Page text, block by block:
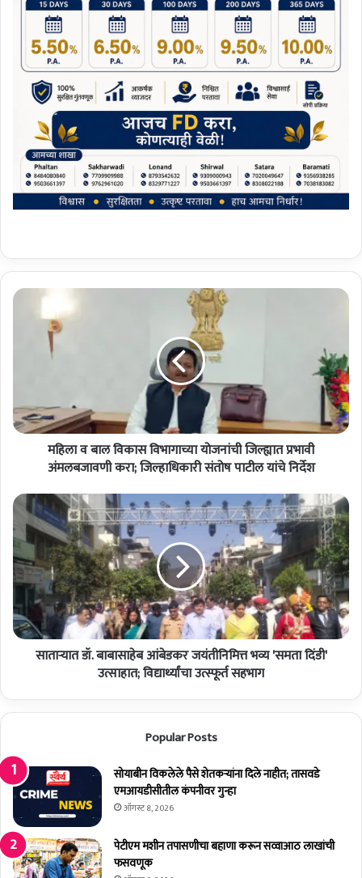
म
का
स
च्या
ज
नां
ची
जि
ल्ह्या
त
प्र
म
जा
व
णी
रा
;
जि
ल्हा
महिला व बाल विकास विभागाच्या योजनांची जिल्ह्यात प्रभावी
अंमलबजावणी करा; जिल्हाधिकारी संतोष पाटील यांचे निर्देश
सा
ऱ्या
त
डॉ
.
बा
बा
सा
बे
र
ज
यं
नि
मि
त्त
साताऱ्यात डॉ. बाबासाहेब आंबेडकर जयंतीनिमित्त भव्य 'समता दिंडी'
उत्साहात; विद्यार्थ्यांचा उत्स्फूर्त सहभाग
Popular Posts
सोयाबीन विकलेले पैसे शेतकर्‍यांना दिले नाहीत; तासवडे
एमआयडीसीतील कंपनीवर गुन्हा
ऑगस्ट 8, 2026
पेटीएम मशीन तपासणीचा बहाणा करून सव्वाआठ लाखांची
फसवणूक